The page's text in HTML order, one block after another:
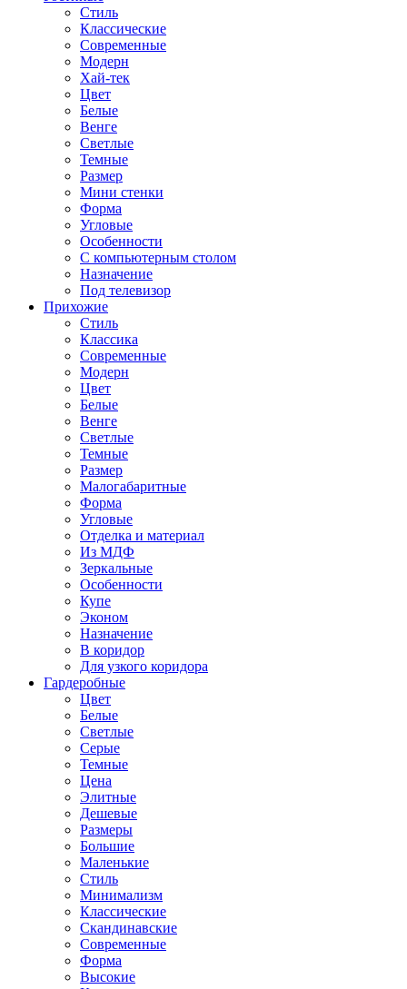
Стиль
Классические
Современные
Модерн
Хай-тек
Цвет
Белые
Венге
Светлые
Темные
Размер
Мини стенки
Форма
Угловые
Особенности
С компьютерным столом
Назначение
Под телевизор
Прихожие
Стиль
Классика
Современные
Модерн
Цвет
Белые
Венге
Светлые
Темные
Размер
Малогабаритные
Форма
Угловые
Отделка и материал
Из МДФ
Зеркальные
Особенности
Купе
Эконом
Назначение
В коридор
Для узкого коридора
Гардеробные
Цвет
Белые
Светлые
Серые
Темные
Цена
Элитные
Дешевые
Размеры
Большие
Маленькие
Стиль
Минимализм
Классические
Скандинавские
Современные
Форма
Высокие